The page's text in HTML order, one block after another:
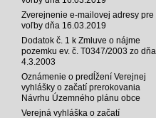
Zverejnenie e-mailovej adresy pre
voľby dňa 16.03.2019
Dodatok č. 1 k Zmluve o nájme
pozemku ev. č. T0347/2003 zo dňa
4.3.2003
Oznámenie o predĺžení Verejnej
vyhlášky o začatí prerokovania
Návrhu Územného plánu obce
Verejná vyhláška o začatí